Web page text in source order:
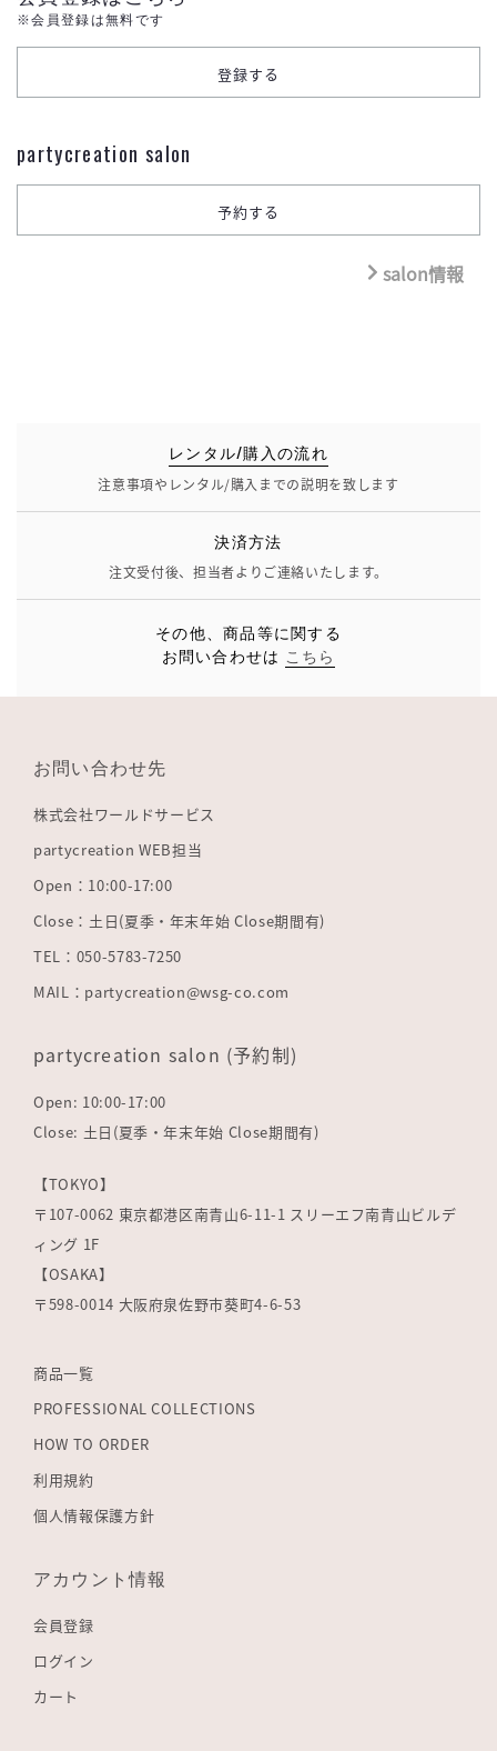
※会員登録は無料です
partycreation salon
salon情報
レンタル/購入の流れ
注意事項やレンタル/購入までの説明を致します
決済方法
注文受付後、担当者よりご連絡いたします。
その他、商品等に関する
お問い合わせは こちら
お問い合わせ先
株式会社ワールドサービス
partycreation WEB担当
Open：10:00-17:00
Close：土日(夏季・年末年始 Close期間有)
TEL：050-5783-7250
MAIL：partycreation@wsg-co.com
partycreation salon (予約制)
Open: 10:00-17:00
Close: 土日(夏季・年末年始 Close期間有)
【TOKYO】
〒107-0062 東京都港区南青山6-11-1 スリーエフ南青山ビルデ
ィング 1F
【OSAKA】
〒598-0014 大阪府泉佐野市葵町4-6-53
商品一覧
PROFESSIONAL COLLECTIONS
HOW TO ORDER
利用規約
個人情報保護方針
アカウント情報
会員登録
ログイン
カート